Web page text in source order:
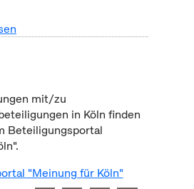
mit/zu
in Köln finden
Beteiligungsportal
"Meinung für Köln"